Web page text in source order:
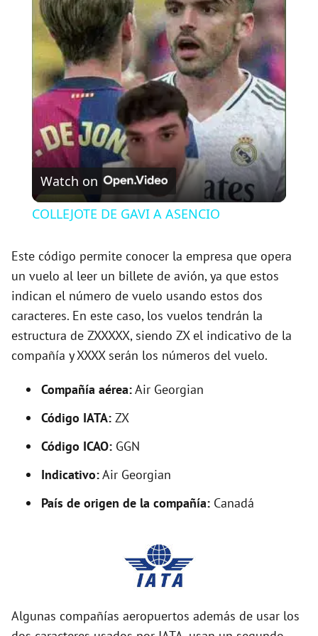
l
a
y
V
i
d
e
o
Watch on
COLLEJOTE DE GAVI A ASENCIO
Este código permite conocer la empresa que opera
un vuelo al leer un billete de avión, ya que estos
indican el número de vuelo usando estos dos
caracteres. En este caso, los vuelos tendrán la
estructura de ZXXXXX, siendo ZX el indicativo de la
compañía y XXXX serán los números del vuelo.
Compañía aérea:Air Georgian
Código IATA: ZX
Código ICAO: GGN
Indicativo:Air Georgian
País de origen de la compañía: Canadá
Algunas compañías aeropuertos además de usar los